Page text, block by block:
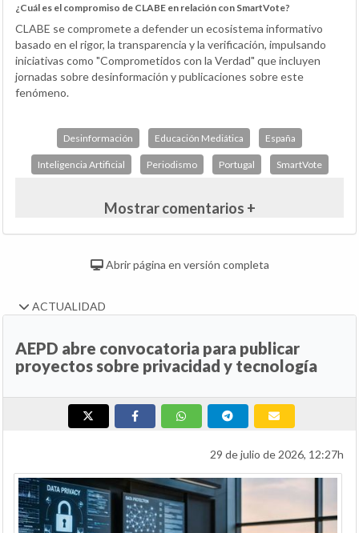
¿Cuál es el compromiso de CLABE en relación con SmartVote?
CLABE se compromete a defender un ecosistema informativo
basado en el rigor, la transparencia y la verificación, impulsando
iniciativas como "Comprometidos con la Verdad" que incluyen
jornadas sobre desinformación y publicaciones sobre este
fenómeno.
Desinformación Educación Mediática España
Inteligencia Artificial Periodismo Portugal SmartVote
Mostrar comentarios +
Abrir página en versión completa
ACTUALIDAD
AEPD abre convocatoria para publicar
proyectos sobre privacidad y tecnología
29 de julio de 2026, 12:27h